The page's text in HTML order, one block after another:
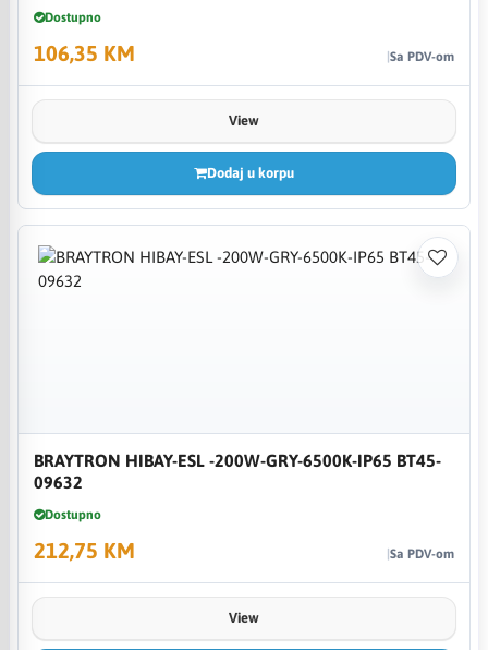
Dostupno
106,35 KM Sa PDV-om
View
Dodaj u korpu
BRAYTRON HIBAY-ESL -200W-GRY-6500K-IP65 BT45-
09632
Dostupno
212,75 KM Sa PDV-om
View